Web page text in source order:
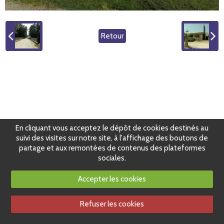
Retour
En cliquant vous acceptez le dépôt de cookies destinés au
suivi des visites sur notre site, à l'affichage des boutons de
partage et aux remontées de contenus des plateformes
sociales.
Accepter les cookies
Refuser les cookies